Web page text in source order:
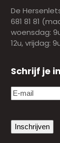
De
681 81 81
woensdag:
12u, vrijdag:
Schrijf je
E-
mail(Vereist)
Inschrijven